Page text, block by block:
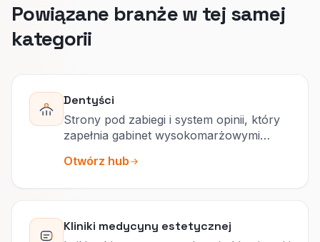
Powiązane branże w tej samej
kategorii
Dentyści
Strony pod zabiegi i system opinii, który
zapełnia gabinet wysokomarżowymi
Otwórz hub
Kliniki medycyny estetycznej